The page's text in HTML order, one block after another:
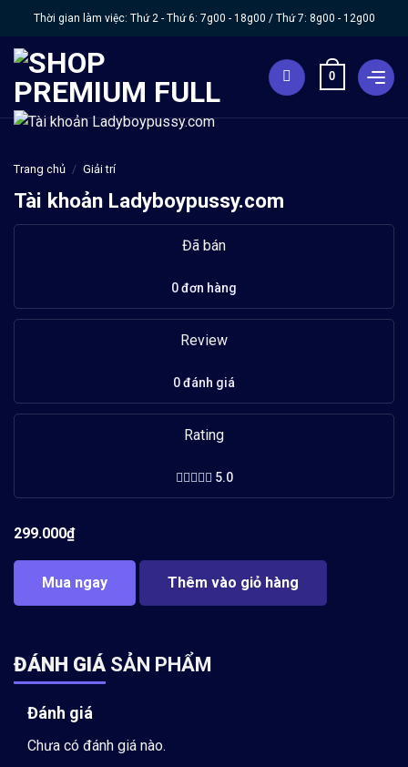
Chuyển
nội
dung
Thời gian làm việc: Thứ 2 - Thứ 6: 7g00 - 18g00 / Thứ 7: 8g00 - 12g00
0
Trang chủ / Giải trí
Tài khoản Ladyboypussy.com
Đã bán
0 đơn hàng
Review
0 đánh giá
Rating
5.0
299.000₫
Mua ngay Thêm vào giỏ hàng
ĐÁNH GIÁ SẢN PHẨM
Đánh giá
Chưa có đánh giá nào.